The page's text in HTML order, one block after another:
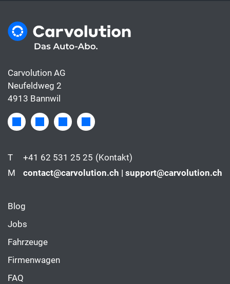
Carvolution AG
Neufeldweg 2
4913 Bannwil
T +41 62 531 25 25 (Kontakt)
M
contact@carvolution.ch | support@carvolution.ch
Blog
Jobs
Fahrzeuge
Firmenwagen
FAQ